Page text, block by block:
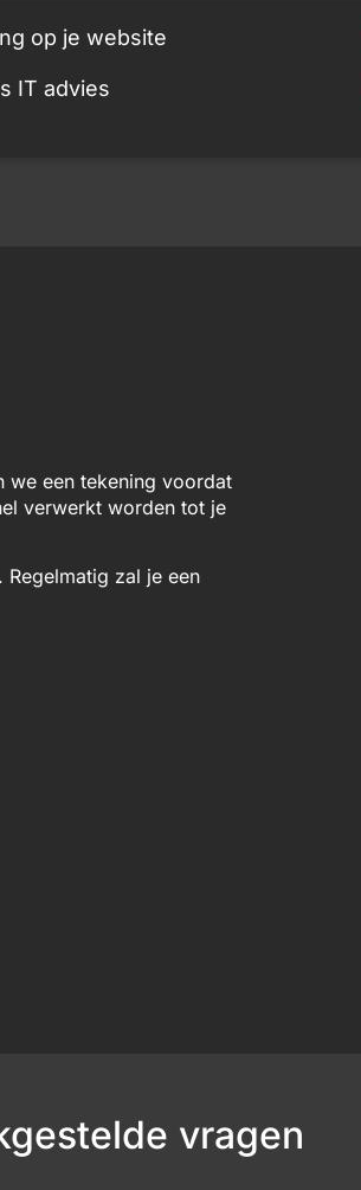
op je website
IT advies
we een tekening voordat
verwerkt worden tot je
zal je een
vragen